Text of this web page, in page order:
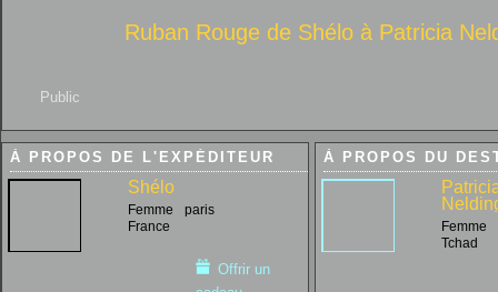
Public
Ruban Rouge de Shélo à Patricia
À PROPOS DE L'EXPÉDITEUR
Shélo
Femme
paris
France
Offrir un
À PROPOS DU
Femme
Tchad